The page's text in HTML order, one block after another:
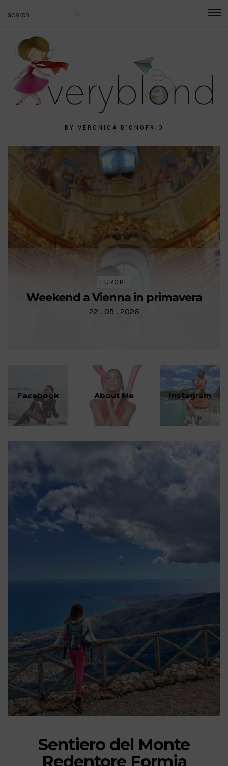
BY VERONICA D'ONOFRIO
EUROPE
Weekend a Vienna in primavera
22 . 05 . 2026
Facebook About Me Instagram
Sentiero del Monte
Redentore Formia